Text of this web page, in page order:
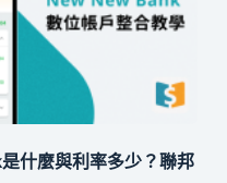
什麼與利率多少？聯邦